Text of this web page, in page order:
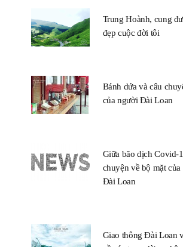
Trung Hoành, cung
đẹp cuộc đời tôi
Bánh dứa và câu
của người Đài Loan
Giữa bão dịch Covid-
chuyện về bộ mặt
Đài Loan
Giao thông Đài Loan